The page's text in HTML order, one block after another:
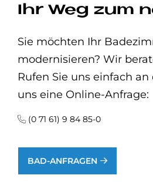
Ihr Weg zum
Sie möchten Ihr
modernisieren? Wir
Rufen Sie uns einfach
uns eine Online-Anfrage:
(0 71 61) 9 84 85-0
BAD-ANFRAGEN